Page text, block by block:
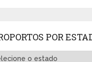
POR